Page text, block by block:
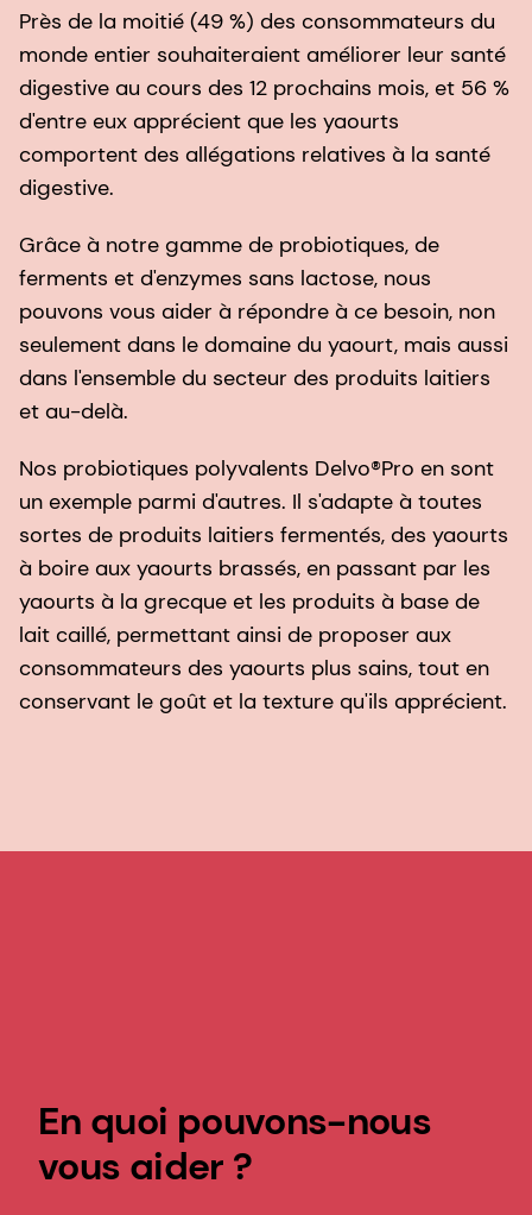
Près de la moitié (49 %) des consommateurs du
monde entier souhaiteraient améliorer leur santé
digestive au cours des 12 prochains mois, et 56 %
d'entre eux apprécient que les yaourts
comportent des allégations relatives à la santé
digestive.
Grâce à notre gamme de probiotiques, de
ferments et d'enzymes sans lactose, nous
pouvons vous aider à répondre à ce besoin, non
seulement dans le domaine du yaourt, mais aussi
dans l'ensemble du secteur des produits laitiers
et au-delà.
Nos probiotiques polyvalents Delvo®Pro en sont
un exemple parmi d'autres. Il s'adapte à toutes
sortes de produits laitiers fermentés, des yaourts
à boire aux yaourts brassés, en passant par les
yaourts à la grecque et les produits à base de
lait caillé, permettant ainsi de proposer aux
consommateurs des yaourts plus sains, tout en
conservant le goût et la texture qu'ils apprécient.
En quoi pouvons-nous
vous aider ?